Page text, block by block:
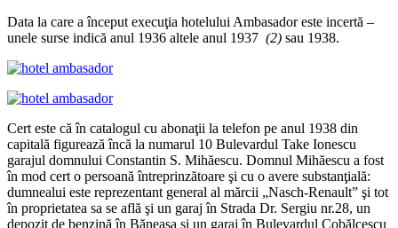
Data la care a început execuţia hotelului Ambasador este incertă –
unele surse indică anul 1936 altele anul 1937 (2) sau 1938.
Cert este că în catalogul cu abonaţii la telefon pe anul 1938 din
capitală figurează încă la numarul 10 Bulevardul Take Ionescu
garajul domnului Constantin S. Mihăescu. Domnul Mihăescu a fost
în mod cert o persoană întreprinzătoare şi cu o avere substanţială:
dumnealui este reprezentant general al mărcii „Nasch-Renault” şi tot
în proprietatea sa se află şi un garaj în Strada Dr. Sergiu nr.28, un
depozit de benzină în Băneasa şi un garaj în Bulevardul Cobălcescu